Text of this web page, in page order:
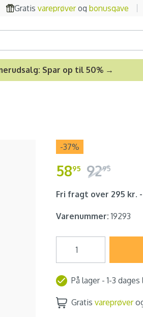
Gratisvareprøverogbonusgave
Spar op til 50% →
-37%
5895 9295
Fri fragt over 295 kr.
Varenummer: 19293
På lager - 1-3
Gratis vareprøver